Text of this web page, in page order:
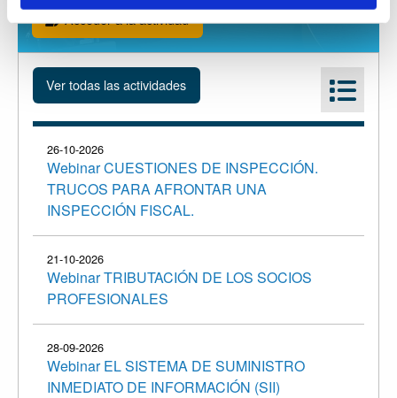
Acceder a la actividad
26-10-2026
Webinar CUESTIONES DE INSPECCIÓN.
TRUCOS PARA AFRONTAR UNA
INSPECCIÓN FISCAL.
21-10-2026
Webinar TRIBUTACIÓN DE LOS SOCIOS
PROFESIONALES
28-09-2026
Webinar EL SISTEMA DE SUMINISTRO
INMEDIATO DE INFORMACIÓN (SII)